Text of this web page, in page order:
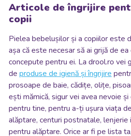
Articole de îngrijire
copii
Pielea bebelușilor și a copiilor este
așa că este necesar să ai grijă de
concepute pentru ei. La drool.ro vei
de produse de igienă și îngrijire
prosoape de baie, cădițe, olițe,
ești mămică, sigur vei avea nevoie
pentru tine, pentru a-ți ușura viața
alăptare, centuri postnatale, lenjerie
pentru alăptare. Orice ar fi pe lista